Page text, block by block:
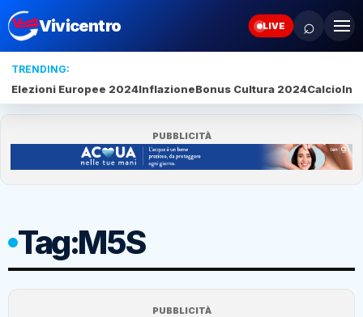
Vivicentro LIVE ⌕
TRENDING:
Elezioni Europee 2024InflazioneBonus Cultura 2024Calcio
PUBBLICITÀ
Tag:M5S
PUBBLICITÀ